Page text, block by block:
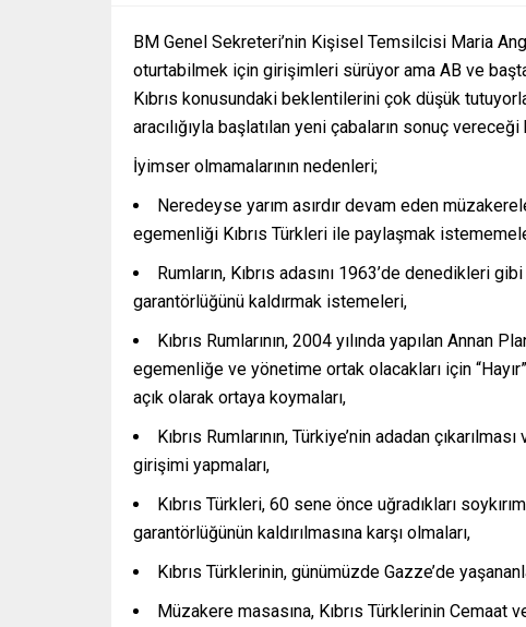
BM Genel Sekreteri’nin Kişisel Temsilcisi Maria
oturtabilmek için girişimleri sürüyor ama AB ve
Kıbrıs konusundaki beklentilerini çok düşük
aracılığıyla başlatılan yeni çabaların sonuç
İyimser olmamalarının nedenleri;
Neredeyse yarım asırdır devam eden
egemenliği Kıbrıs Türkleri ile paylaşmak
Rumların, Kıbrıs adasını 1963’de denedikleri
garantörlüğünü kaldırmak istemeleri,
Kıbrıs Rumlarının, 2004 yılında yapılan Annan
egemenliğe ve yönetime ortak olacakları için
açık olarak ortaya koymaları,
Kıbrıs Rumlarının, Türkiye’nin adadan
girişimi yapmaları,
Kıbrıs Türkleri, 60 sene önce uğradıkları
garantörlüğünün kaldırılmasına karşı olmaları,
Kıbrıs Türklerinin, günümüzde Gazze’de
Müzakere masasına, Kıbrıs Türklerinin Cemaat